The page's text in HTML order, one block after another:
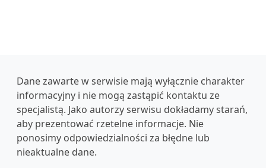
Dane zawarte w serwisie mają wyłącznie charakter
informacyjny i nie mogą zastąpić kontaktu ze
specjalistą. Jako autorzy serwisu dokładamy starań,
aby prezentować rzetelne informacje. Nie
ponosimy odpowiedzialności za błędne lub
nieaktualne dane.